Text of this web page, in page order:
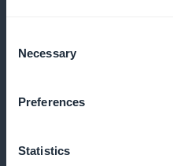
Selection
Necessary
Preferences
Statistics
engagerende og